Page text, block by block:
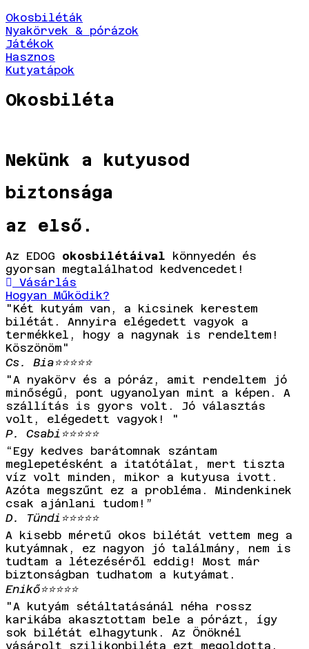
Okosbiléták
Nyakörvek & pórázok
Játékok
Hasznos
Kutyatápok
Okosbiléta
Nekünk a kutyusod
biztonsága
az első.
Az EDOG okosbilétáival könnyedén és
gyorsan megtalálhatod kedvencedet!
Vásárlás
Hogyan Működik?
"Két kutyám van, a kicsinek kerestem
bilétát. Annyira elégedett vagyok a
termékkel, hogy a nagynak is rendeltem!
Köszönöm"
Cs. Bia⭐⭐⭐⭐⭐
"A nyakörv és a póráz, amit rendeltem jó
minőségű, pont ugyanolyan mint a képen. A
szállítás is gyors volt. Jó választás
volt, elégedett vagyok! "
P. Csabi⭐⭐⭐⭐⭐
“Egy kedves barátomnak szántam
meglepetésként a itatótálat, mert tiszta
víz volt minden, mikor a kutyusa ivott.
Azóta megszűnt ez a probléma. Mindenkinek
csak ajánlani tudom!”
D. Tündi⭐⭐⭐⭐⭐
A kisebb méretű okos bilétát vettem meg a
kutyámnak, ez nagyon jó találmány, nem is
tudtam a létezéséről eddig! Most már
biztonságban tudhatom a kutyámat.
Enikő⭐⭐⭐⭐⭐
"A kutyám sétáltatásánál néha rossz
karikába akasztottam bele a pórázt, így
sok bilétát elhagytunk. Az Önöknél
vásárolt szilikonbiléta ezt megoldotta.